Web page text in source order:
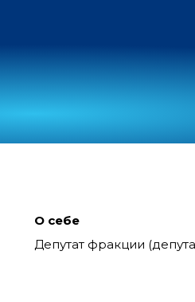
О себе
Депутат фракции